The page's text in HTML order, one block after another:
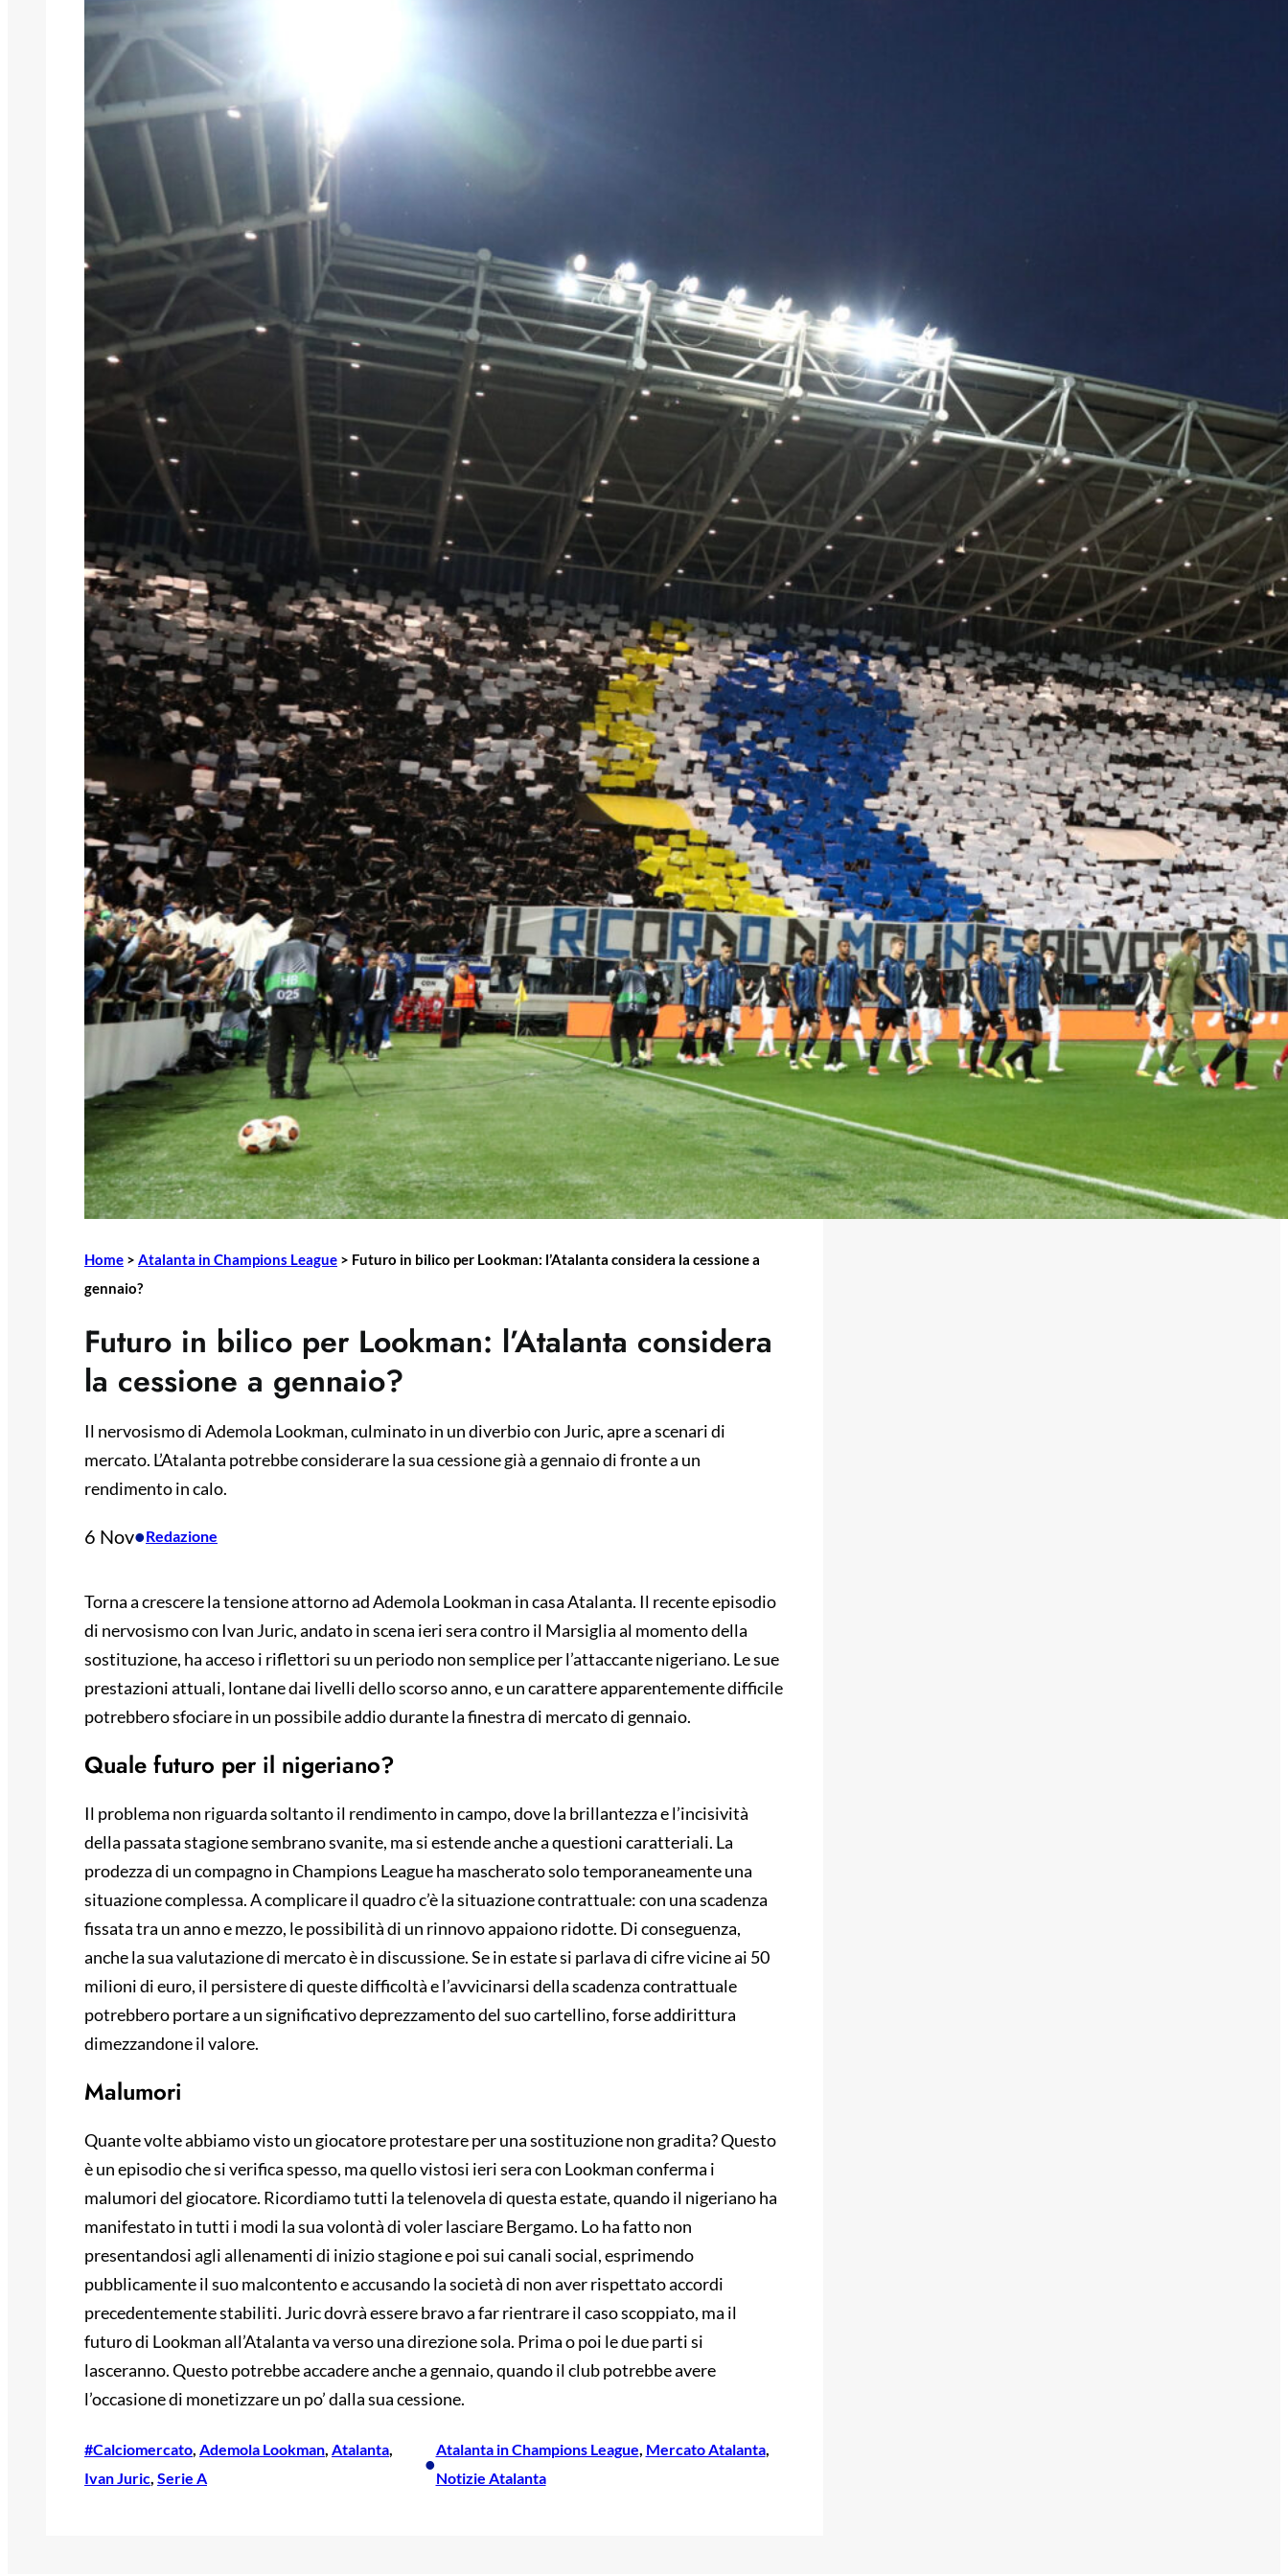
Home > Atalanta in Champions League > Futuro in bilico per Lookman: l’Atalanta considera la cessione a
gennaio?
Futuro in bilico per Lookman: l’Atalanta considera
la cessione a gennaio?
Il nervosismo di Ademola Lookman, culminato in un diverbio con Juric, apre a scenari di
mercato. L’Atalanta potrebbe considerare la sua cessione già a gennaio di fronte a un
rendimento in calo.
6 Nov•Redazione
Torna a crescere la tensione attorno ad Ademola Lookman in casa Atalanta. Il recente episodio
di nervosismo con Ivan Juric, andato in scena ieri sera contro il Marsiglia al momento della
sostituzione, ha acceso i riflettori su un periodo non semplice per l’attaccante nigeriano. Le sue
prestazioni attuali, lontane dai livelli dello scorso anno, e un carattere apparentemente difficile
potrebbero sfociare in un possibile addio durante la finestra di mercato di gennaio.
Quale futuro per il nigeriano?
Il problema non riguarda soltanto il rendimento in campo, dove la brillantezza e l’incisività
della passata stagione sembrano svanite, ma si estende anche a questioni caratteriali. La
prodezza di un compagno in Champions League ha mascherato solo temporaneamente una
situazione complessa. A complicare il quadro c’è la situazione contrattuale: con una scadenza
fissata tra un anno e mezzo, le possibilità di un rinnovo appaiono ridotte. Di conseguenza,
anche la sua valutazione di mercato è in discussione. Se in estate si parlava di cifre vicine ai 50
milioni di euro, il persistere di queste difficoltà e l’avvicinarsi della scadenza contrattuale
potrebbero portare a un significativo deprezzamento del suo cartellino, forse addirittura
dimezzandone il valore.
Malumori
Quante volte abbiamo visto un giocatore protestare per una sostituzione non gradita? Questo
è un episodio che si verifica spesso, ma quello vistosi ieri sera con Lookman conferma i
malumori del giocatore. Ricordiamo tutti la telenovela di questa estate, quando il nigeriano ha
manifestato in tutti i modi la sua volontà di voler lasciare Bergamo. Lo ha fatto non
presentandosi agli allenamenti di inizio stagione e poi sui canali social, esprimendo
pubblicamente il suo malcontento e accusando la società di non aver rispettato accordi
precedentemente stabiliti. Juric dovrà essere bravo a far rientrare il caso scoppiato, ma il
futuro di Lookman all’Atalanta va verso una direzione sola. Prima o poi le due parti si
lasceranno. Questo potrebbe accadere anche a gennaio, quando il club potrebbe avere
l’occasione di monetizzare un po’ dalla sua cessione.
#Calciomercato, Ademola Lookman, Atalanta
Ivan Juric, Serie A
•
Atalanta in Champions League, Mercato Atalanta
Notizie Atalanta